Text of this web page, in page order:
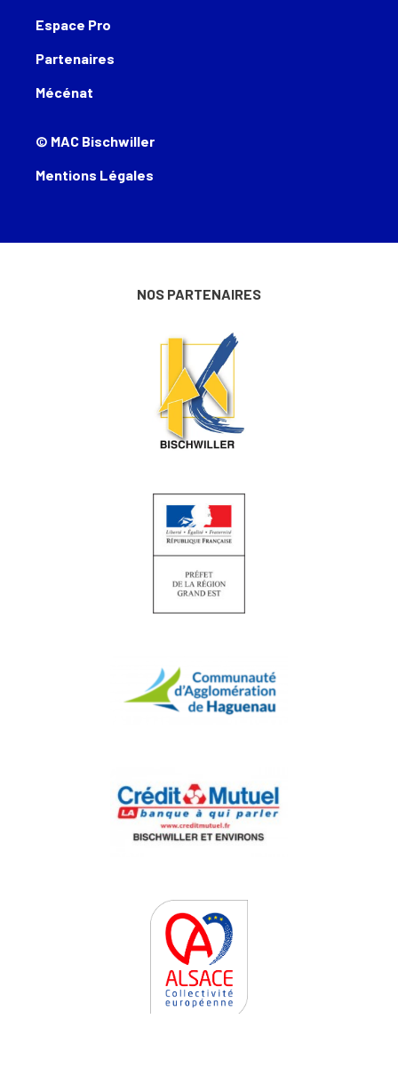
Espace Pro
Partenaires
Mécénat
© MAC Bischwiller
Mentions Légales
NOS PARTENAIRES